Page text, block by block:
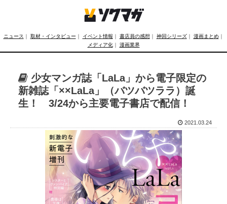
ニュース ｜ 取材・インタビュー ｜ イベント情報 ｜ 書店員の感想 ｜ 神回シリーズ｜ 漫画まとめ｜
メディア化｜ 漫画業界
少女マンガ誌「LaLa」から電子限定の
新雑誌「××LaLa」（バツバツララ）誕
生！ 3/24から主要電子書店で配信！
2021.03.24